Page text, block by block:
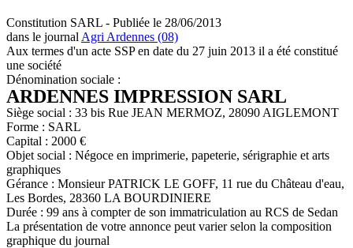
Constitution SARL - Publiée le 28/06/2013
dans le journal Agri Ardennes (08)
Aux termes d'un acte SSP en date du 27 juin 2013 il a été constitué
une société
Dénomination sociale :
ARDENNES IMPRESSION SARL
Siège social : 33 bis Rue JEAN MERMOZ, 28090 AIGLEMONT
Forme : SARL
Capital : 2000 €
Objet social : Négoce en imprimerie, papeterie, sérigraphie et arts
graphiques
Gérance : Monsieur PATRICK LE GOFF, 11 rue du Château d'eau,
Les Bordes, 28360 LA BOURDINIERE
Durée : 99 ans à compter de son immatriculation au RCS de Sedan
La présentation de votre annonce peut varier selon la composition
graphique du journal